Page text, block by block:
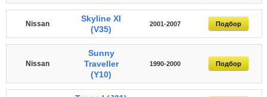
Nissan
Skyline XI
(V35)
2001-2007 Подбор
Nissan
Sunny
Traveller
(Y10)
1990-2000 Подбор